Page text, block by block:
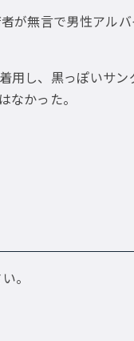
が無言で男性アル
用し、黒っぽいサ
かった。
。